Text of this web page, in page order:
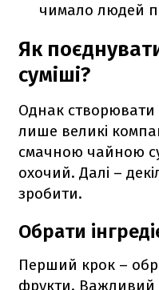
чимало людей
Як
суміші?
Однак створювати
лише великі
смачною чайною
охочий. Далі –
зробити.
Обрати
Перший крок –
фрукти.